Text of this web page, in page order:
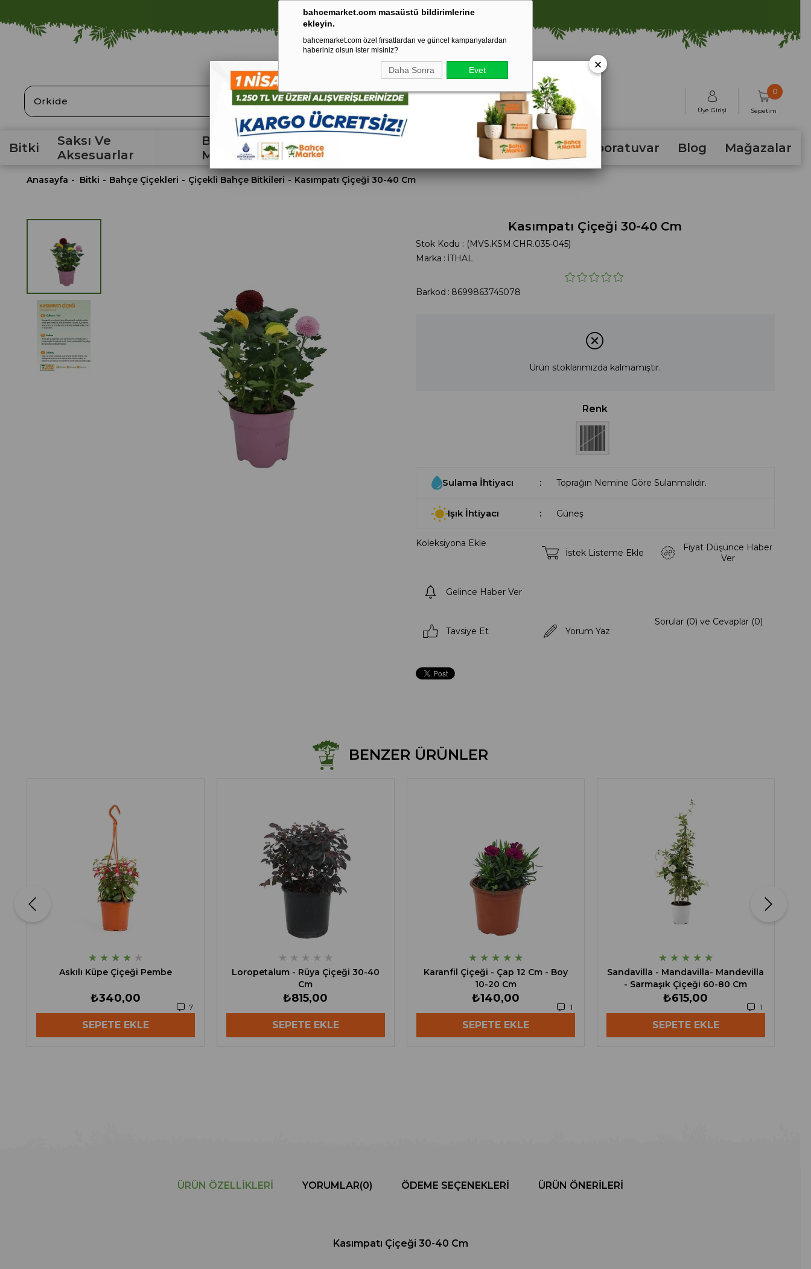
bahcemarket.com masaüstü bildirimlerine
ekleyin.
bahcemarket.com özel fırsatlardan ve güncel kampanyalardan
haberiniz olsun ister misiniz?
Daha Sonra Evet
⚠️ SATIŞLARIMIZ YALNIZCA İSTANBUL İLİ İLE SINIRLIDIR.
ARA
Üye Girişi Sepetim
0
Bitki
Saksı Ve
Aksesuarlar
Bahçe
Malzemeleri
Tohum Laboratuvar Blog Mağazalar
Anasayfa Bitki Bahçe Çiçekleri Çiçekli Bahçe Bitkileri Kasımpatı Çiçeği 30-40 Cm
Kasımpatı Çiçeği 30-40 Cm
Stok Kodu
(MVS.KSM.CHR.035-045)
Marka : İTHAL
Barkod : 8699863745078
Ürün stoklarımızda kalmamıştır.
Renk
Sulama İhtiyacı Toprağın Nemine Göre Sulanmalıdır.
Işık İhtiyacı Güneş
Koleksiyona Ekle
İstek Listeme Ekle
Fiyat Düşünce Haber
Ver
Gelince Haber Ver
Tavsiye Et Yorum Yaz
Sorular (0) ve Cevaplar (0)
BENZER ÜRÜNLER
★ ★ ★ ★ ★
Askılı Küpe Çiçeği Pembe
7
₺340,00
SEPETE EKLE
★ ★ ★ ★ ★
Loropetalum - Rüya Çiçeği 30-40
Cm
₺815,00
SEPETE EKLE
★ ★ ★ ★ ★
Karanfil Çiçeği - Çap 12 Cm - Boy
10-20 Cm
1
₺140,00
SEPETE EKLE
★ ★ ★ ★ ★
Sandavilla - Mandavilla- Mandevilla
- Sarmaşık Çiçeği 60-80 Cm
1
₺615,00
SEPETE EKLE
ÜRÜN ÖZELLIKLERI YORUMLAR(0) ÖDEME SEÇENEKLERI ÜRÜN ÖNERILERI
Kasımpatı Çiçeği 30-40 Cm
×